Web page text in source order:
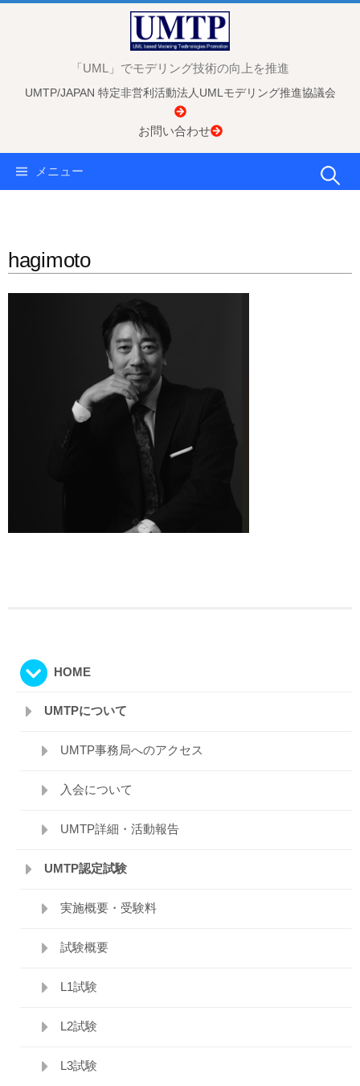
「UML」でモデリング技術の向上を推進
UMTP/JAPAN 特定非営利活動法人UMLモデリング推進協議会
お問い合わせ
メニュー 検
hagimoto
HOME
UMTPについて
UMTP事務局へのアクセス
入会について
UMTP詳細・活動報告
UMTP認定試験
実施概要・受験料
試験概要
L1試験
L2試験
L3試験